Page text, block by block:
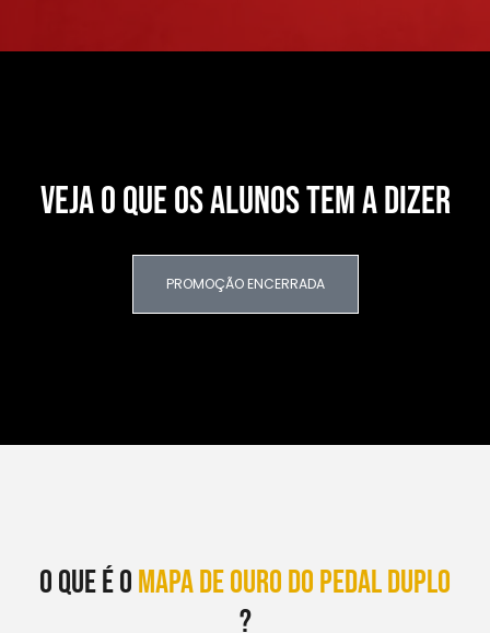
VEJA O QUE OS ALUNOS TEM A DIZER
PROMOÇÃO ENCERRADA
O que é oMapa de Ouro do Pedal DUplo
?